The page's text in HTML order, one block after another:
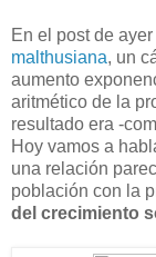
En el post de
malthusiana, un
aumento
aritmético de la
resultado era -
Hoy vamos a
una relación
población con la
del crecimiento